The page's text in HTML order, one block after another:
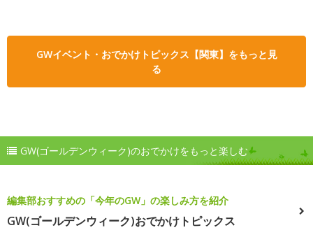
GWイベント・おでかけトピックス【関東】をもっと見
る
GW(ゴールデンウィーク)のおでかけをもっと楽しむ
編集部おすすめの「今年のGW」の楽しみ方を紹介
GW(ゴールデンウィーク)おでかけトピックス